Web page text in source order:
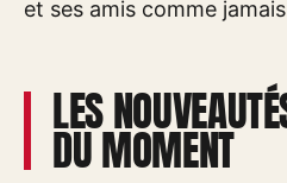
et ses amis comme
LES
DU MOMENT